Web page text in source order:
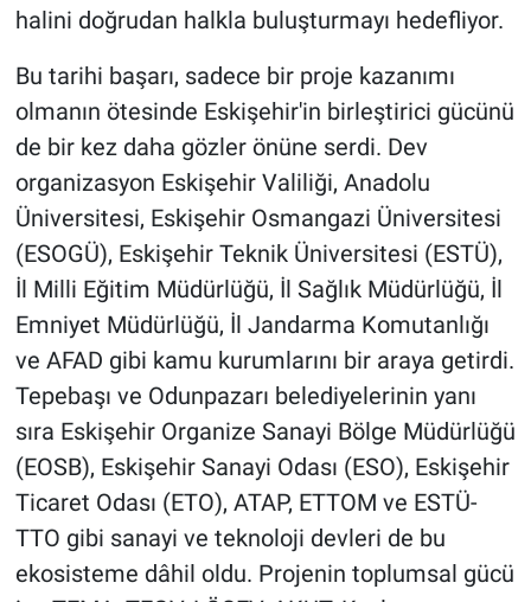
halini doğrudan halkla buluşturmayı hedefliyor.
Bu tarihi başarı, sadece bir proje kazanımı
olmanın ötesinde Eskişehir'in birleştirici gücünü
de bir kez daha gözler önüne serdi. Dev
organizasyon Eskişehir Valiliği, Anadolu
Üniversitesi, Eskişehir Osmangazi Üniversitesi
(ESOGÜ), Eskişehir Teknik Üniversitesi (ESTÜ),
İl Milli Eğitim Müdürlüğü, İl Sağlık Müdürlüğü, İl
Emniyet Müdürlüğü, İl Jandarma Komutanlığı
ve AFAD gibi kamu kurumlarını bir araya getirdi.
Tepebaşı ve Odunpazarı belediyelerinin yanı
sıra Eskişehir Organize Sanayi Bölge Müdürlüğü
(EOSB), Eskişehir Sanayi Odası (ESO), Eskişehir
Ticaret Odası (ETO), ATAP, ETTOM ve ESTÜ-
TTO gibi sanayi ve teknoloji devleri de bu
ekosisteme dâhil oldu. Projenin toplumsal gücü